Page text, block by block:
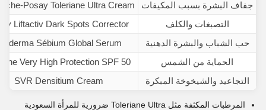
جفاف البشرة بسبب المكيفات
Posay Toleriane Ultra Cream
التصبغات والكلف
Liftactiv Dark Spots Corrector
حب الشباب والبشرة الدهنية
Sébium Global Serum
الحماية من الشمس
Very High Protection SPF 50+
التجاعيد والشيخوخة المبكرة
SVR Densitium Cream
المرطبات المكثفة مثل Toleriane Ultra ضرورية للمرأة السعودية